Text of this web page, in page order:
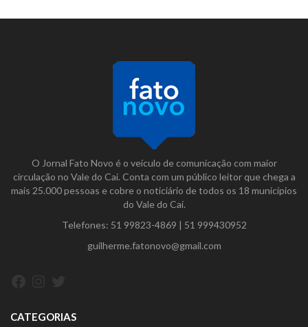
O Jornal Fato Novo é o veículo de comunicação com maior
circulação no Vale do Caí. Conta com um público leitor que chega a
mais 25.000 pessoas e cobre o noticiário de todos os 18 municípios
do Vale do Caí.
Telefones: 51 99823-4869 | 51 999430952
guilherme.fatonovo@gmail.com
CATEGORIAS